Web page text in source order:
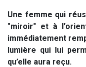
Une femme qui
"miroir" et à
immédiatement
lumière qui lui
qu’elle aura reçu.